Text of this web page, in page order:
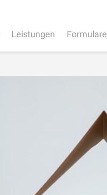
Leistungen Formulare